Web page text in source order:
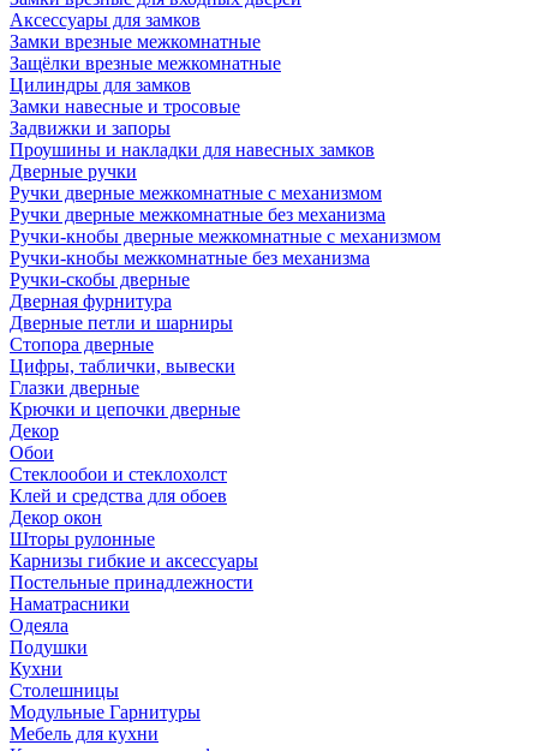
Аксессуары для замков
Замки врезные межкомнатные
Защёлки врезные межкомнатные
Цилиндры для замков
Замки навесные и тросовые
Задвижки и запоры
Проушины и накладки для навесных замков
Дверные ручки
Ручки дверные межкомнатные с механизмом
Ручки дверные межкомнатные без механизма
Ручки-кнобы дверные межкомнатные с механизмом
Ручки-кнобы межкомнатные без механизма
Ручки-скобы дверные
Дверная фурнитура
Дверные петли и шарниры
Стопора дверные
Цифры, таблички, вывески
Глазки дверные
Крючки и цепочки дверные
Декор
Обои
Стеклообои и стеклохолст
Клей и средства для обоев
Декор окон
Шторы рулонные
Карнизы гибкие и аксессуары
Постельные принадлежности
Наматрасники
Одеяла
Подушки
Кухни
Столешницы
Модульные Гарнитуры
Мебель для кухни